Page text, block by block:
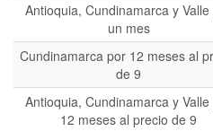
Antioquia, Cundinamarca y
un mes
Cundinamarca por 12 meses al
de 9
Antioquia, Cundinamarca y
12 meses al precio de 9